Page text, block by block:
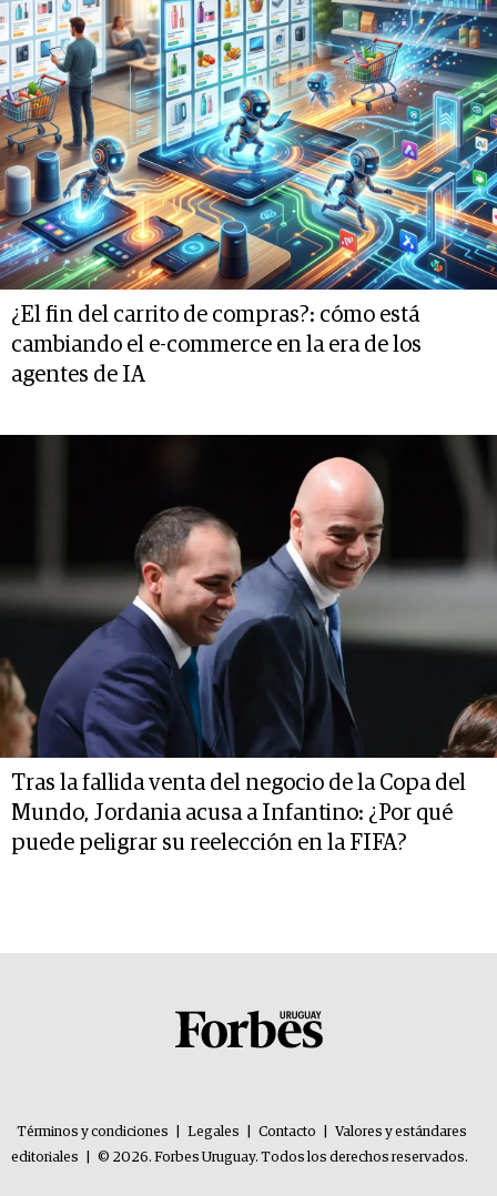
¿El fin del carrito de compras?: cómo está
cambiando el e-commerce en la era de los
agentes de IA
Tras la fallida venta del negocio de la Copa del
Mundo, Jordania acusa a Infantino: ¿Por qué
puede peligrar su reelección en la FIFA?
Términos y condiciones Legales Contacto
Valores y estándares
editoriales
© 2026. Forbes Uruguay. Todos los derechos reservados.